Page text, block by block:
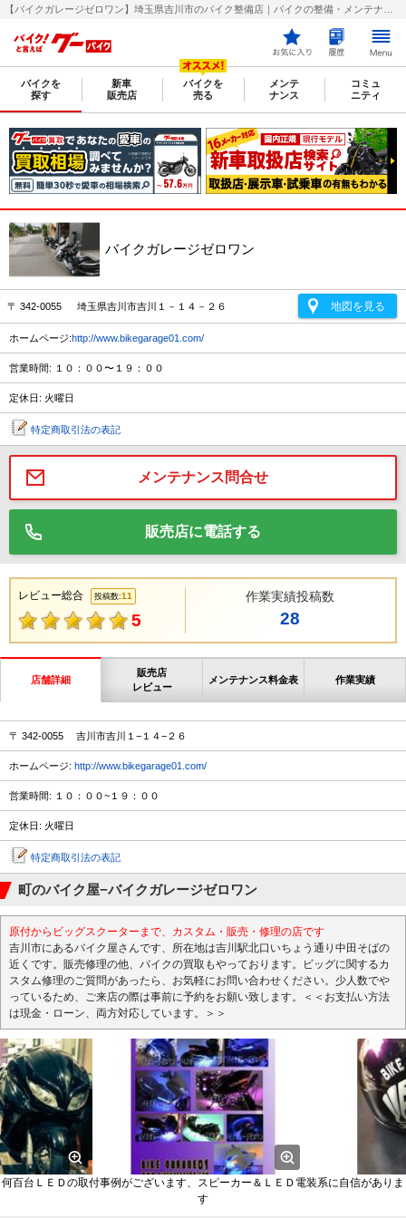
バイクを
探す
新車
販売店
バイクを
売る
メンテ
ナンス
コミュ
ニティ
バイクガレージゼロワン
〒 342-0055 埼玉県吉川市吉川１－１４－２６ 地図を見る
ホームページ:http://www.bikegarage01.com/
営業時間: １０：００〜１９：００
定休日: 火曜日
特定商取引法の表記
メンテナンス問合せ
販売店に電話する
レビュー総合 投稿数:11
5
作業実績投稿数
28
店舗詳細
販売店
レビュー
メンテナンス料金表 作業実績
〒 342-0055 吉川市吉川１−１４−２６
ホームページ: http://www.bikegarage01.com/
営業時間: １０：００~１９：００
定休日: 火曜日
特定商取引法の表記
町のバイク屋−バイクガレージゼロワン
原付からビッグスクーターまで、カスタム・販売・修理の店です
吉川市にあるバイク屋さんです、所在地は吉川駅北口いちょう通り中田そばの
近くです。販売修理の他、バイクの買取もやっております。ビッグに関するカ
スタム修理のご質問があったら、お気軽にお問い合わせください。少人数でや
っているため、ご来店の際は事前に予約をお願い致します。＜＜お支払い方法
は現金・ローン、両方対応しています。＞＞
何百台ＬＥＤの取付事例がございます、スピーカー＆ＬＥＤ電装系に自信がありま
す